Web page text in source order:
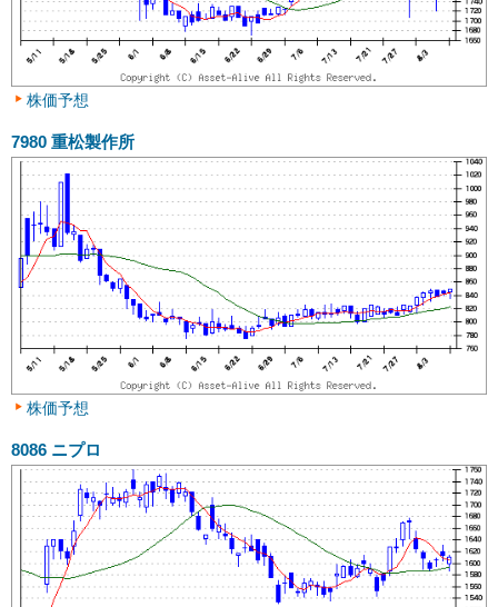
株価予想
7980 重松製作所
株価予想
8086 ニプロ